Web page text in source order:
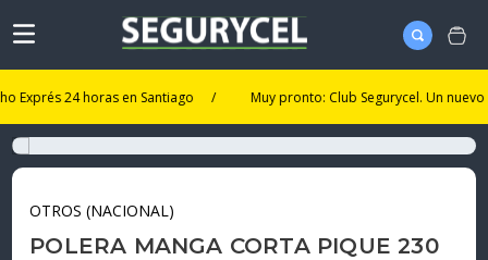
24 horas en Santiago / Muy pronto: Club Segurycel. Un nuevo nivel
OTROS (NACIONAL)
POLERA MANGA CORTA PIQUE 230